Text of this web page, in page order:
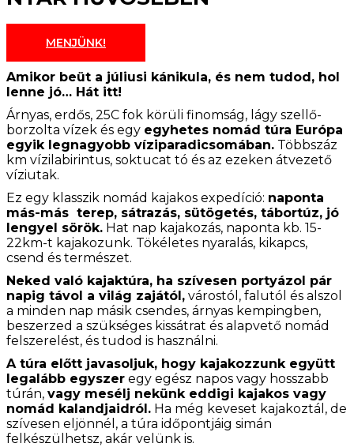
MENJÜNK!
Amikor beüt a júliusi kánikula, és nem tudod, hol
lenne jó… Hát itt!
Árnyas, erdős, 25C fok körüli finomság, lágy szellő-
borzolta vízek és egy egyhetes nomád túra Európa
egyik legnagyobb víziparadicsomában. Többszáz
km vízilabirintus, soktucat tó és az ezeken átvezető
víziutak.
Ez egy klasszik nomád kajakos expedíció: naponta
más-más terep, sátrazás, sütögetés, tábortúz, jó
lengyel sörök. Hat nap kajakozás, naponta kb. 15-
22km-t kajakozunk. Tökéletes nyaralás, kikapcs,
csend és természet.
Neked való kajaktúra, ha szívesen portyázol pár
napig távol a világ zajától, várostól, falutól és alszol
a minden nap másik csendes, árnyas kempingben,
beszerzed a szükséges kissátrat és alapvető nomád
felszerelést, és tudod is használni.
A túra előtt javasoljuk, hogy kajakozzunk együtt
legalább egyszer egy egész napos vagy hosszabb
túrán, vagy mesélj nekünk eddigi kajakos vagy
nomád kalandjaidról. Ha még keveset kajakoztál, de
szívesen eljönnél, a túra időpontjáig simán
felkészülhetsz, akár velünk is.